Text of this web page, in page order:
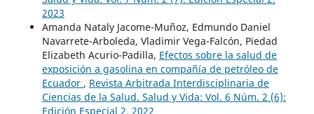
2023
Amanda Nataly Jacome-Muñoz, Edmundo Daniel
Navarrete-Arboleda, Vladimir Vega-Falcón, Piedad
Elizabeth Acurio-Padilla, Efectos sobre la salud de
exposición a gasolina en compañía de petróleo de
Ecuador , Revista Arbitrada Interdisciplinaria de
Ciencias de la Salud. Salud y Vida: Vol. 6 Núm. 2 (6):
Edición Especial 2. 2022